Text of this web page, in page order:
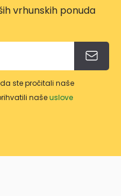
vrhunskih ponuda
ste pročitali naše
našeuslove